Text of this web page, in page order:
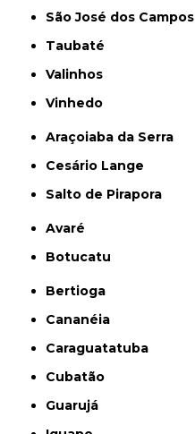
São José dos Campos
Taubaté
Valinhos
Vinhedo
Araçoiaba da Serra
Cesário Lange
Salto de Pirapora
Avaré
Botucatu
Bertioga
Cananéia
Caraguatatuba
Cubatão
Guarujá